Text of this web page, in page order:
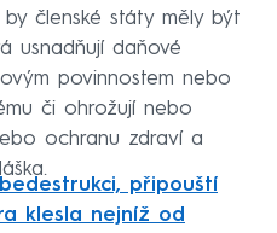
členské státy měly být
usnadňují daňové
povinnostem nebo
či ohrožují nebo
ochranu zdraví a
připouští
klesla nejníž od